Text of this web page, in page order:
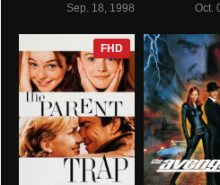
Oct.
Sep. 18, 1998
FHD